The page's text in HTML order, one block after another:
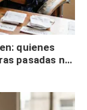
quienes
pasadas no
de